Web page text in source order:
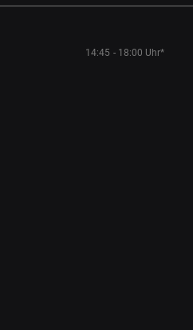
14:45 - 18:00 Uhr*